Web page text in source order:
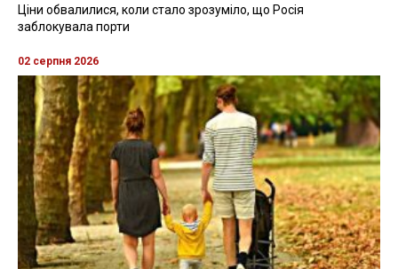
Ціни обвалилися, коли стало зрозуміло, що Росія
заблокувала порти
02 серпня 2026